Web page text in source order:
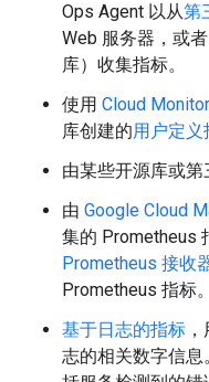
Ops Agent 以从第
Web 服务器，或
库）收集指标。
使用 Cloud
库创建的用户定义
由某些开源库或
由 Google Cloud
集的 Prometheus
Prometheus 接收
Prometheus 指标。
基于日志的指标
志的相关数字信